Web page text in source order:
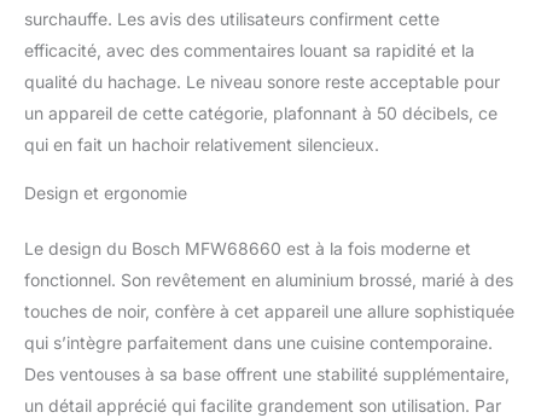
surchauffe. Les avis des utilisateurs confirment cette
efficacité, avec des commentaires louant sa rapidité et la
qualité du hachage. Le niveau sonore reste acceptable pour
un appareil de cette catégorie, plafonnant à 50 décibels, ce
qui en fait un hachoir relativement silencieux.
Design et ergonomie
Le design du Bosch MFW68660 est à la fois moderne et
fonctionnel. Son revêtement en aluminium brossé, marié à des
touches de noir, confère à cet appareil une allure sophistiquée
qui s’intègre parfaitement dans une cuisine contemporaine.
Des ventouses à sa base offrent une stabilité supplémentaire,
un détail apprécié qui facilite grandement son utilisation. Par